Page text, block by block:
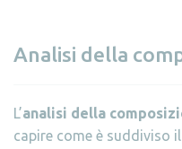
Analisi della
L’analisi della
capire come è suddiviso